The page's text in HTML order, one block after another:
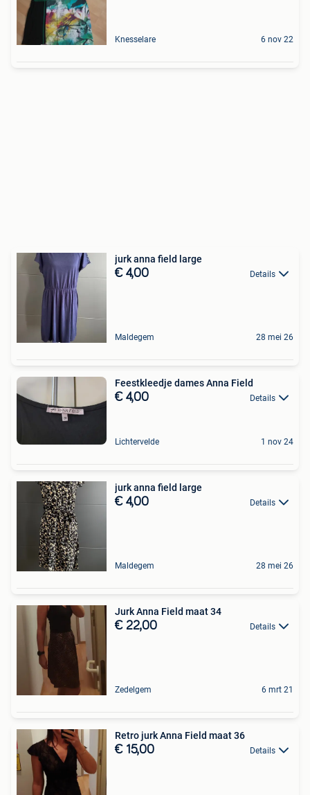
Knesselare 6 nov 22
jurk anna field large
€ 4,00 Details
Maldegem 28 mei 26
Feestkleedje dames Anna Field
€ 4,00 Details
Lichtervelde 1 nov 24
jurk anna field large
€ 4,00 Details
Maldegem 28 mei 26
Jurk Anna Field maat 34
€ 22,00 Details
Zedelgem 6 mrt 21
Retro jurk Anna Field maat 36
€ 15,00 Details